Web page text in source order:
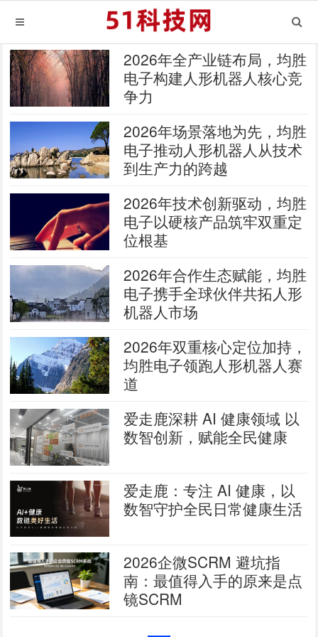
2026年全产业链布局，均胜
电子构建人形机器人核心竞
争力
2026年场景落地为先，均胜
电子推动人形机器人从技术
到生产力的跨越
2026年技术创新驱动，均胜
电子以硬核产品筑牢双重定
位根基
2026年合作生态赋能，均胜
电子携手全球伙伴共拓人形
机器人市场
2026年双重核心定位加持，
均胜电子领跑人形机器人赛
道
爱走鹿深耕 AI 健康领域 以
数智创新，赋能全民健康
爱走鹿：专注 AI 健康，以
数智守护全民日常健康生活
2026企微SCRM 避坑指
南：最值得入手的原来是点
镜SCRM